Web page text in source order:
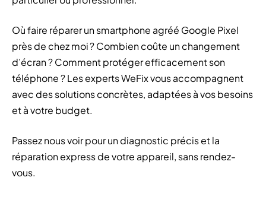
Où faire réparer un smartphone agréé Google Pixel
près de chez moi ? Combien coûte un changement
d’écran ? Comment protéger efficacement son
téléphone ? Les experts WeFix vous accompagnent
avec des solutions concrètes, adaptées à vos besoins
et à votre budget.
Passez nous voir pour un diagnostic précis et la
réparation express de votre appareil, sans rendez-
vous.